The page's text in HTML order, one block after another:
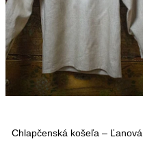
o
d
k
o
p
r
o
d
k
Chlapčenská košeľa – Ľanová